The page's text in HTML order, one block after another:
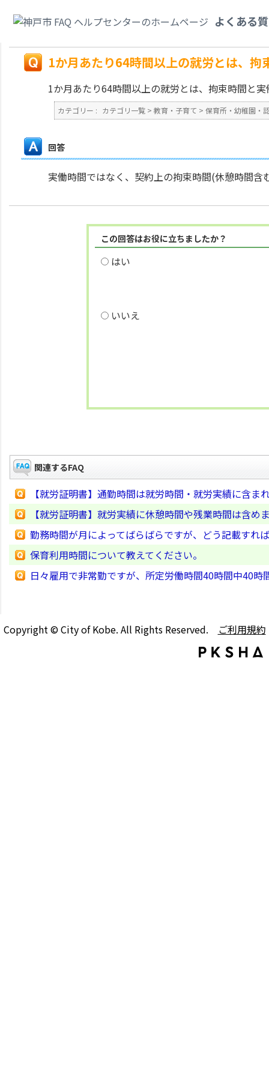
よくある
ちらで計算しますか。
1か月あたり64時間以上の就労とは、
1か月あたり64時間以上の就労とは、拘束時間と
カテゴリー : カテゴリ一覧 > 教育・子育て > 保育所・幼稚園・
回答
実働時間ではなく、契約上の拘束時間(休憩時間含
この回答はお役に立ちましたか？
はい
いいえ
関連するFAQ
【就労証明書】通勤時間は就労時間・就労実績に含ま
【就労証明書】就労実績に休憩時間や残業時間は含め
勤務時間が月によってばらばらですが、どう記載すれ
保育利用時間について教えてください。
日々雇用で非常勤ですが、所定労働時間40時間中40
Copyright © City of Kobe. All Rights Reserved. ご利用規約